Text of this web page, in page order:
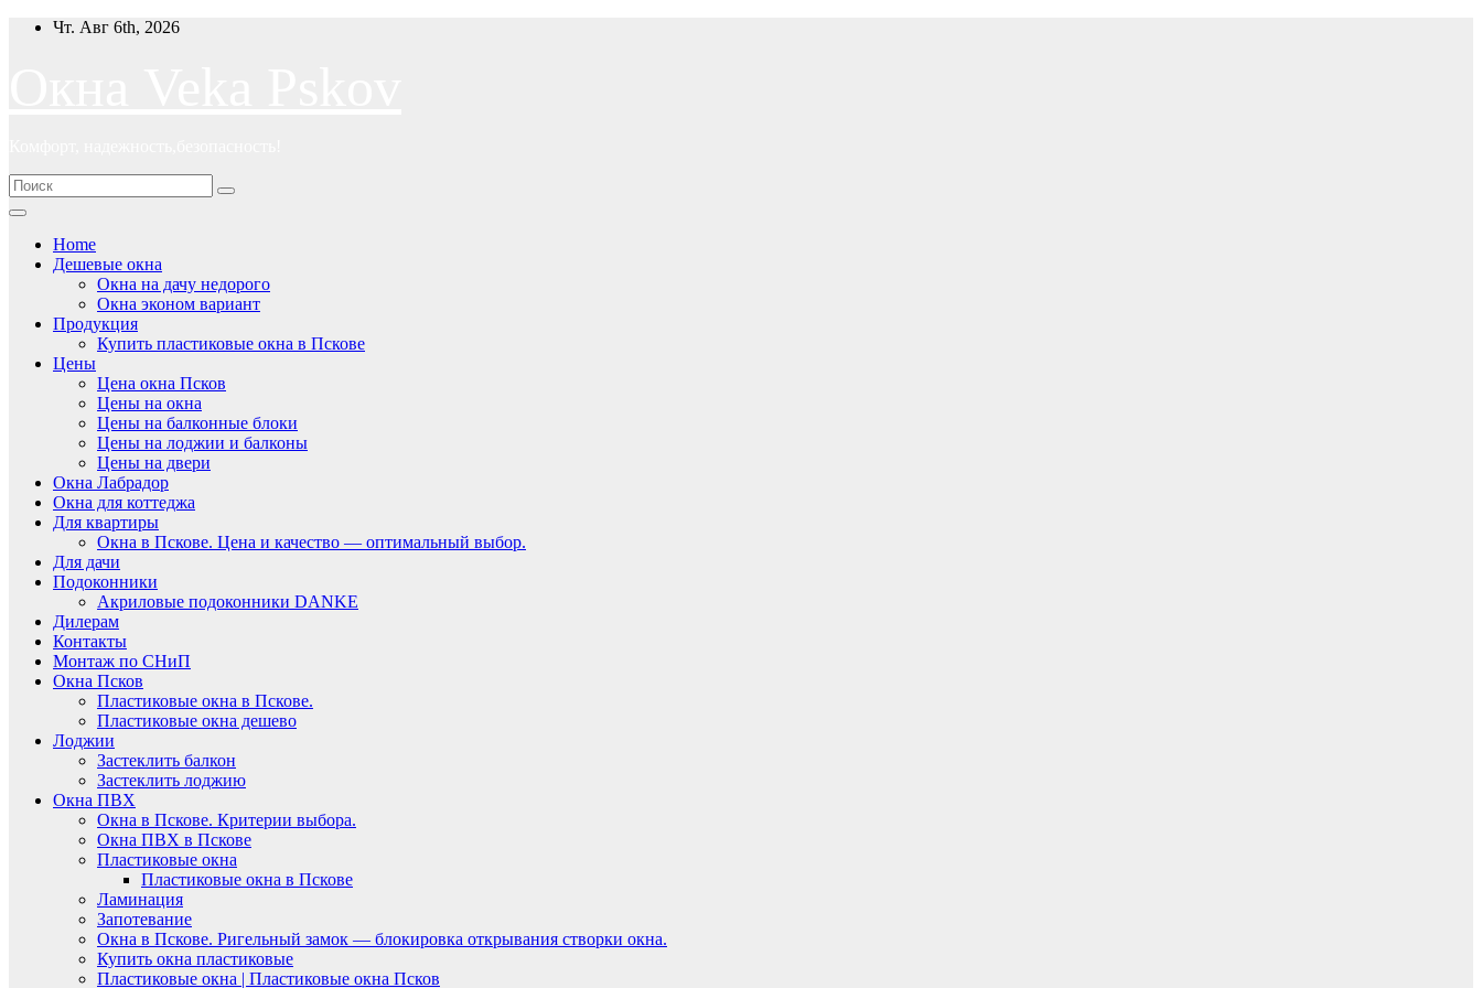
ПерейтиЧт. Авг 6th, 2026
Home
Дешевые окна
Окна на дачу недорого
Окна эконом вариант
Продукция
Купить пластиковые окна в Пскове
Цены
Цена окна Псков
Цены на окна
Цены на балконные блоки
Цены на лоджии и балконы
Цены на двери
Окна Лабрадор
Окна для коттеджа
Для квартиры
Окна в Пскове. Цена и качество — оптимальный выбор.
Для дачи
Подоконники
Акриловые подоконники DANKE
Дилерам
Контакты
Монтаж по СНиП
Окна Псков
Пластиковые окна в Пскове.
Пластиковые окна дешево
Лоджии
Застеклить балкон
Застеклить лоджию
Окна ПВХ
Окна в Пскове. Критерии выбора.
Окна ПВХ в Пскове
Пластиковые окна
Пластиковые окна в Пскове
Ламинация
Запотевание
Окна в Пскове. Ригельный замок — блокировка открывания створки окна.
Купить окна пластиковые
Пластиковые окна | Пластиковые окна Псков